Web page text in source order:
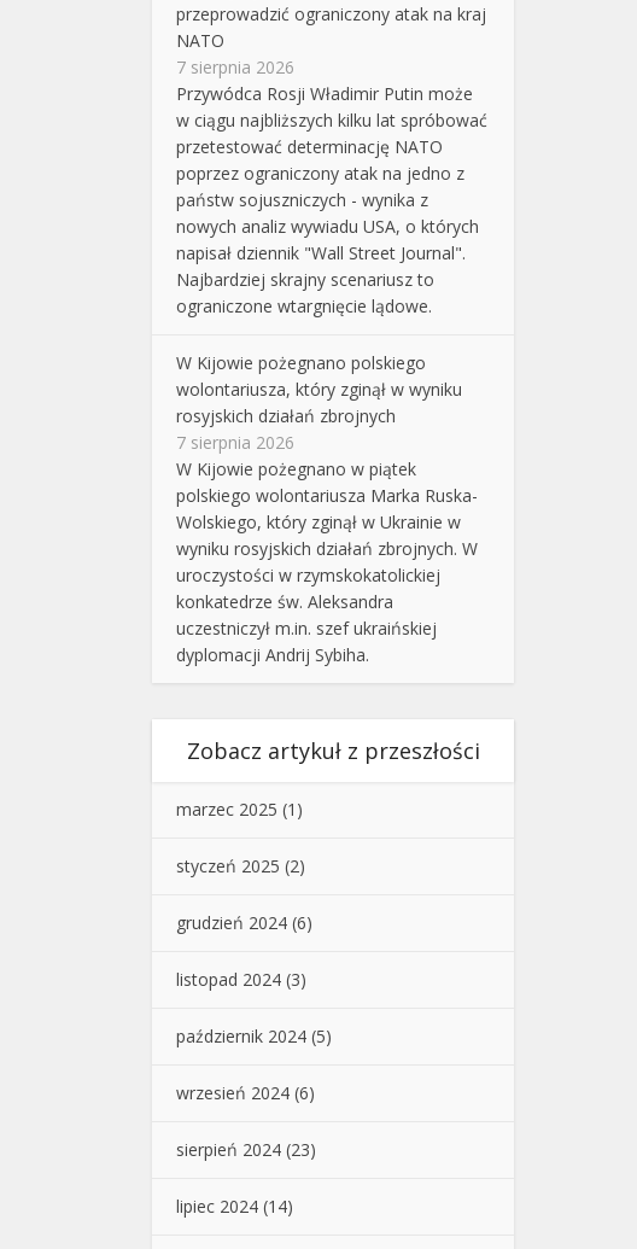
przeprowadzić ograniczony atak na kraj
NATO
7 sierpnia 2026
Przywódca Rosji Władimir Putin może
w ciągu najbliższych kilku lat spróbować
przetestować determinację NATO
poprzez ograniczony atak na jedno z
państw sojuszniczych - wynika z
nowych analiz wywiadu USA, o których
napisał dziennik "Wall Street Journal".
Najbardziej skrajny scenariusz to
ograniczone wtargnięcie lądowe.
W Kijowie pożegnano polskiego
wolontariusza, który zginął w wyniku
rosyjskich działań zbrojnych
7 sierpnia 2026
W Kijowie pożegnano w piątek
polskiego wolontariusza Marka Ruska-
Wolskiego, który zginął w Ukrainie w
wyniku rosyjskich działań zbrojnych. W
uroczystości w rzymskokatolickiej
konkatedrze św. Aleksandra
uczestniczył m.in. szef ukraińskiej
dyplomacji Andrij Sybiha.
Zobacz artykuł z przeszłości
marzec 2025 (1)
styczeń 2025 (2)
grudzień 2024 (6)
listopad 2024 (3)
październik 2024 (5)
wrzesień 2024 (6)
sierpień 2024 (23)
lipiec 2024 (14)